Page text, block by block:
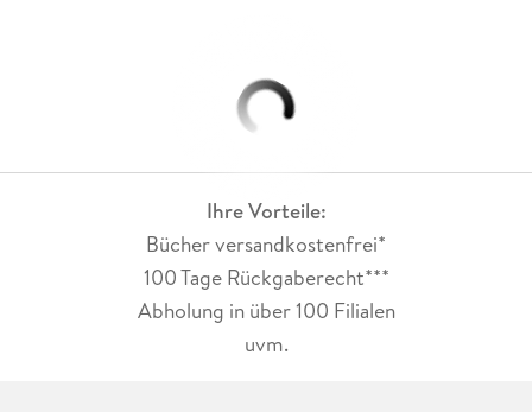
Ihre Vorteile:
Bücher versandkostenfrei*
100 Tage Rückgaberecht***
Abholung in über 100 Filialen
uvm.